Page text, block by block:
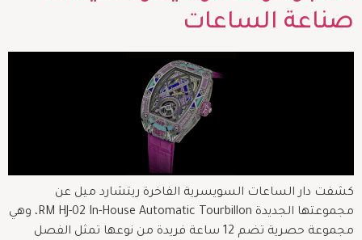
صناعة الساعات
كشفت دار الساعات السويسرية الفاخرة ريتشارد ميل عن
مجموعتها الجديدة RM HJ-02 In-House Automatic Tourbillon، وهي
مجموعة حصرية تضم 12 ساعة فريدة من نوعها تمثل الفصل